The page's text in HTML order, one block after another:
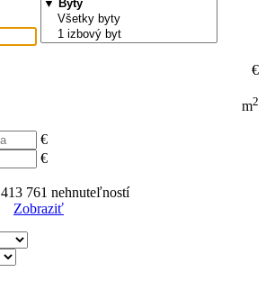
€
m2
€
€
413 761 nehnuteľností
Zobraziť